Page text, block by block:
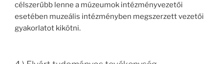
célszerűbb lenne a múzeumok intézményvezetői
esetében muzeális intézményben megszerzett vezetői
gyakorlatot kikötni.